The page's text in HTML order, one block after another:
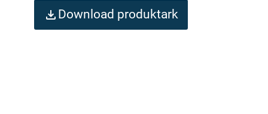
Download produktark